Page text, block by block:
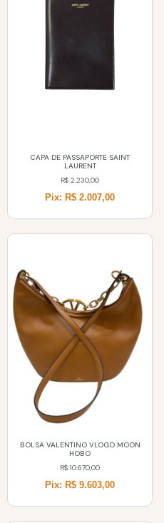
CAPA DE PASSAPORTE SAINT
LAURENT
R$ 2.230,00
Pix: R$ 2.007,00
BOLSA VALENTINO VLOGO MOON
HOBO
R$ 10.670,00
Pix: R$ 9.603,00